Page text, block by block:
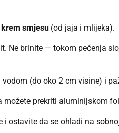
smjesu (od jaja i mlijeka).
Ne brinite — tokom pečenja
(do oko 2 cm visine) i
možete prekriti aluminijskom
i ostavite da se ohladi na